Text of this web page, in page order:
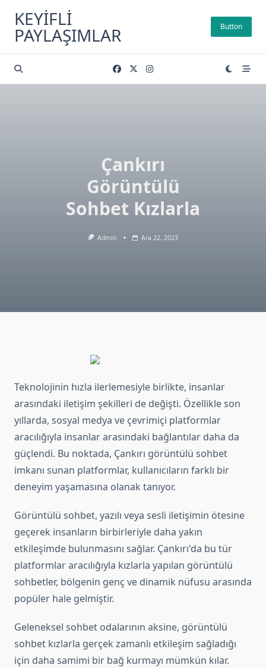
content
KEYIFLI
PAYLAŞIMLAR Button
Çankırı
Görüntülü
Sohbet Kızlarla
Admin Ara 22, 2023
Teknolojinin hızla ilerlemesiyle birlikte, insanlar
arasındaki iletişim şekilleri de değişti. Özellikle son
yıllarda, sosyal medya ve çevrimiçi platformlar
aracılığıyla insanlar arasındaki bağlantılar daha da
güçlendi. Bu noktada, Çankırı görüntülü sohbet
imkanı sunan platformlar, kullanıcıların farklı bir
deneyim yaşamasına olanak tanıyor.
Görüntülü sohbet, yazılı veya sesli iletişimin ötesine
geçerek insanların birbirleriyle daha yakın
etkileşimde bulunmasını sağlar. Çankırı'da bu tür
platformlar aracılığıyla kızlarla yapılan görüntülü
sohbetler, bölgenin genç ve dinamik nüfusu arasında
popüler hale gelmiştir.
Geleneksel sohbet odalarının aksine, görüntülü
sohbet kızlarla gerçek zamanlı etkileşim sağladığı
için daha samimi bir bağ kurmayı mümkün kılar.